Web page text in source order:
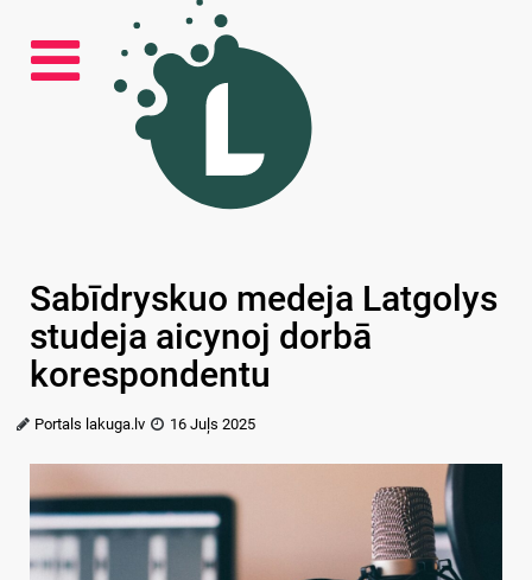
Sabīdryskuo medeja Latgolys
studeja aicynoj dorbā
korespondentu
Portals lakuga.lv 16 Juļs 2025